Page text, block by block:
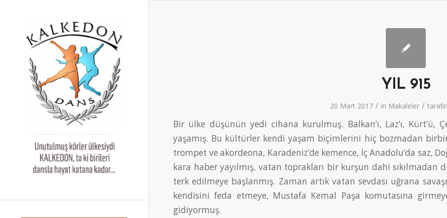
YIL 915
20 Mart 2017 / in Makaleler /
Bir ülke düşünün yedi cihana kurulmuş. Balkan’ı, Laz’ı, Kürt’ü,
yaşamış. Bu kültürler kendi yaşam biçimlerini hiç bozmadan
trompet ve akordeona, Karadeniz’de kemence, İç Anadolu’da saz,
kara haber yayılmış, vatan toprakları bir kurşun dahi
terk edilmeye başlanmış. Zaman artık vatan sevdası uğrana
kendisini feda etmeye, Mustafa Kemal Paşa komutasına
gidiyormuş.